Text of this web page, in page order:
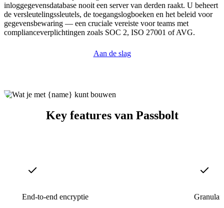
inloggegevensdatabase nooit een server van derden raakt. U beheert
de versleutelingssleutels, de toegangslogboeken en het beleid voor
gegevensbewaring — een cruciale vereiste voor teams met
complianceverplichtingen zoals SOC 2, ISO 27001 of AVG.
Aan de slag
Key features van Passbolt
End-to-end encryptie